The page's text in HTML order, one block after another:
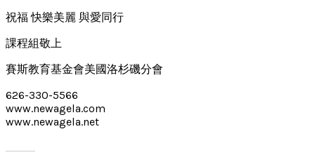
祝福 快樂美麗 與愛同行
課程組敬上
賽斯教育基金會美國洛杉磯分會
626-330-5566
www.newagela.com
www.newagela.net